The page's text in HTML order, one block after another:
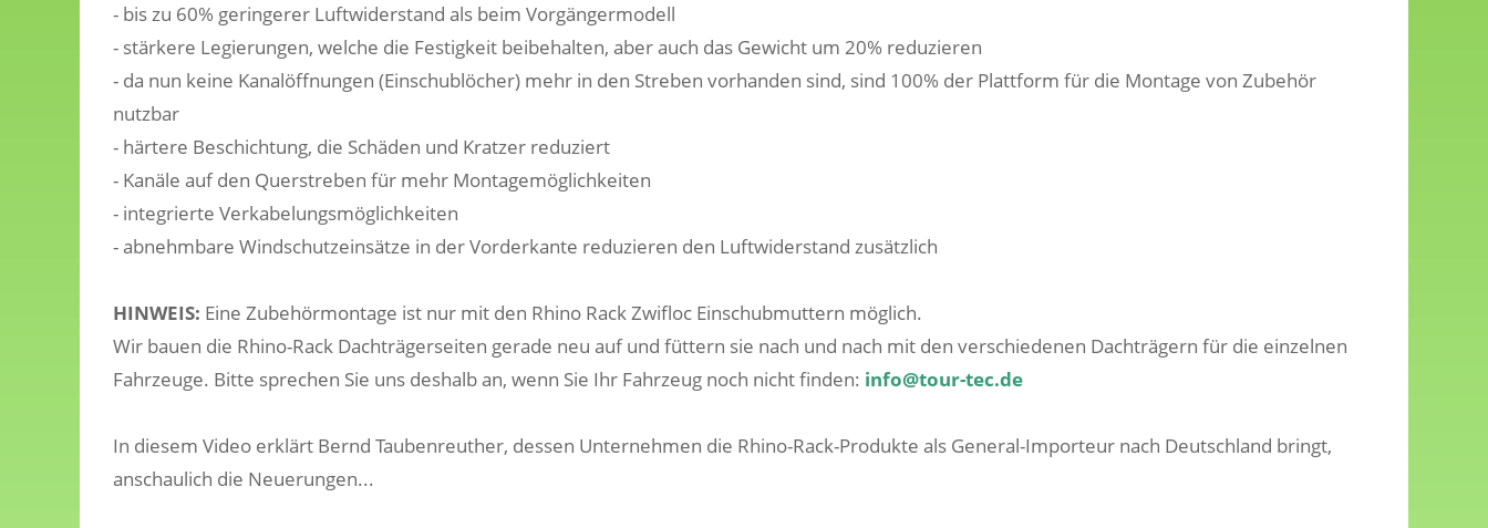
- bis zu 60% geringerer Luftwiderstand als beim Vorgängermodell
- stärkere Legierungen, welche die Festigkeit beibehalten, aber auch das Gewicht um 20% reduzieren
- da nun keine Kanalöffnungen (Einschublöcher) mehr in den Streben vorhanden sind, sind 100% der Plattform für die Montage von Zubehör
nutzbar
- härtere Beschichtung, die Schäden und Kratzer reduziert
- Kanäle auf den Querstreben für mehr Montagemöglichkeiten
- integrierte Verkabelungsmöglichkeiten
- abnehmbare Windschutzeinsätze in der Vorderkante reduzieren den Luftwiderstand zusätzlich
HINWEIS: Eine Zubehörmontage ist nur mit den Rhino Rack Zwifloc Einschubmuttern möglich.
Wir bauen die Rhino-Rack Dachträgerseiten gerade neu auf und füttern sie nach und nach mit den verschiedenen Dachträgern für die einzelnen
Fahrzeuge. Bitte sprechen Sie uns deshalb an, wenn Sie Ihr Fahrzeug noch nicht finden: info@tour-tec.de
In diesem Video erklärt Bernd Taubenreuther, dessen Unternehmen die Rhino-Rack-Produkte als General-Importeur nach Deutschland bringt,
anschaulich die Neuerungen...